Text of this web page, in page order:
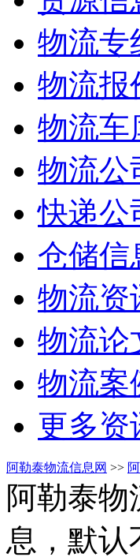
物流专
物流报
物流车
物流公
快递公
仓储信
物流资
物流论
物流案
更多资
阿勒泰物流信息网 >>
阿勒泰物
息，默认